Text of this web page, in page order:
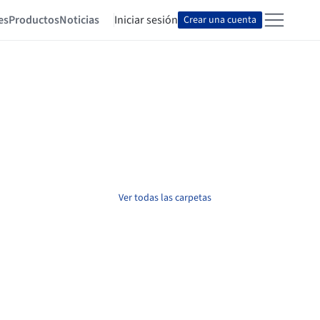
ProductosNoticias Iniciar sesión Crear una cuenta
Ver todas las carpetas